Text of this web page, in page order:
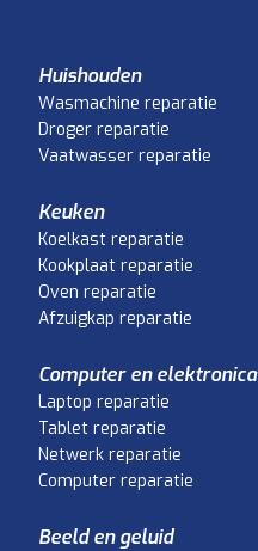
Huishouden
Wasmachine reparatie
Droger reparatie
Vaatwasser reparatie
Keuken
Koelkast reparatie
Kookplaat reparatie
Oven reparatie
Afzuigkap reparatie
Computer en elektronica
Laptop reparatie
Tablet reparatie
Netwerk reparatie
Computer reparatie
Beeld en geluid